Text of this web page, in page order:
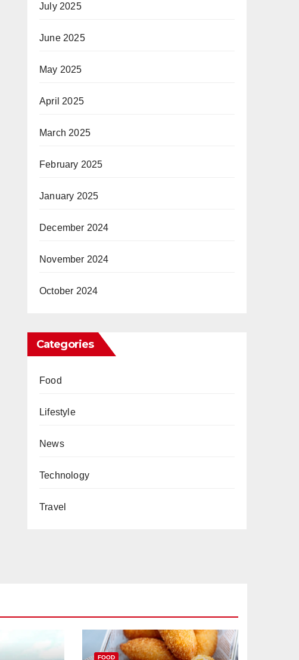
July 2025
June 2025
May 2025
April 2025
March 2025
February 2025
January 2025
December 2024
November 2024
October 2024
Categories
Food
Lifestyle
News
Technology
Travel
FOOD